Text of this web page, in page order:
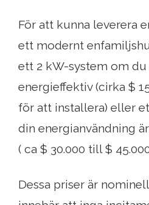
För att kunna leverera
ett modernt
ett 2 kW-system om
energieffektiv (cirka $
för att installera) eller
din energianvändning
( ca $ 30.000 till $
Dessa priser är